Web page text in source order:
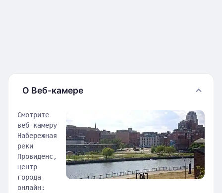
О Веб-камере
Смотрите
веб-камеру
Набережная
реки
Провиденс,
центр
города
онлайн: